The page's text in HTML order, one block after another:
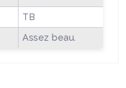
TB
Assez beau.